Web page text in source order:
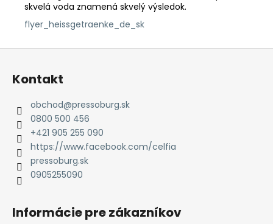
skvelá voda znamená skvelý výsledok.
flyer_heissgetraenke_de_sk
Z
Kontakt
obchod@pressoburg.sk
0800 500 456
+421 905 255 090
https://www.facebook.com/celfia
pressoburg.sk
0905255090
Informácie pre zákazníkov